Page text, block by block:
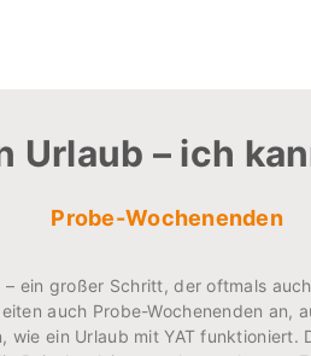
Urlaub – ich
Probe-Wochenenden
ein großer Schritt, der oftmals
auch Probe-Wochenenden an,
ein Urlaub mit YAT funktioniert.